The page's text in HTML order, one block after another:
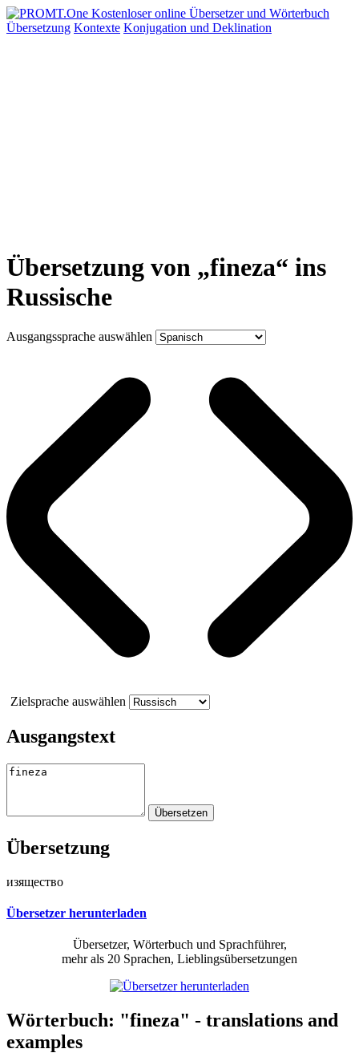
Übersetzung Kontexte Konjugation und Deklination
Übersetzung von „fineza“ ins
Russische
Ausgangssprache auswählen
Zielsprache auswählen
Ausgangstext
Übersetzung
изящество
Übersetzer herunterladen
Übersetzer, Wörterbuch und Sprachführer,
mehr als 20 Sprachen, Lieblingsübersetzungen
Wörterbuch: "fineza" - translations and
examples